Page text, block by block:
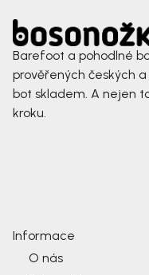
Barefoot a pohodlné
prověřených českých
bot skladem. A nejen
kroku.
Informace
O nás